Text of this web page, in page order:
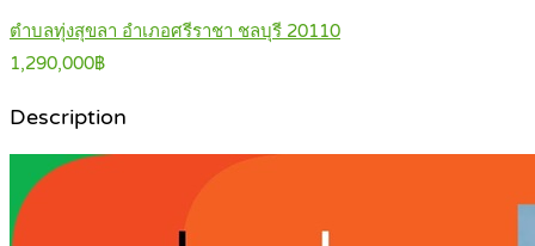
ตำบลทุ่งสุขลา อำเภอศรีราชา ชลบุรี 20110
1,290,000฿
Description